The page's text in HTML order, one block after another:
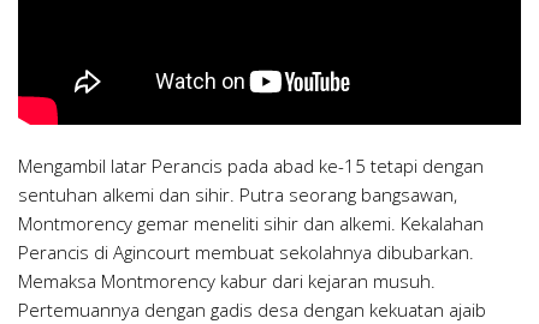
Mengambil latar Perancis pada abad ke-15 tetapi dengan
sentuhan alkemi dan sihir. Putra seorang bangsawan,
Montmorency gemar meneliti sihir dan alkemi. Kekalahan
Perancis di Agincourt membuat sekolahnya dibubarkan.
Memaksa Montmorency kabur dari kejaran musuh.
Pertemuannya dengan gadis desa dengan kekuatan ajaib